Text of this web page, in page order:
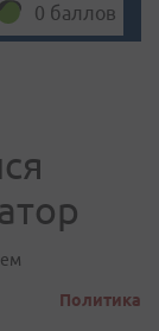
0 баллов
Политика